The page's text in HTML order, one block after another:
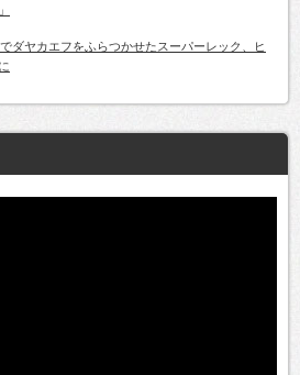
ダヤカエフをふらつかせたスーパーレック、ヒ